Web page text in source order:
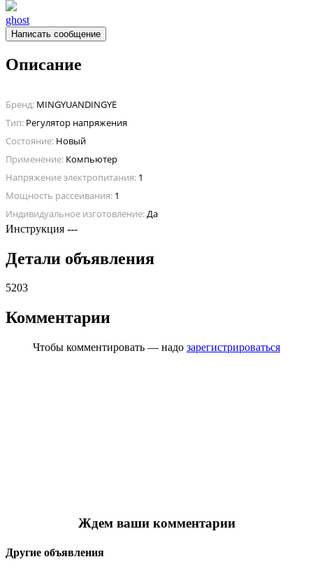
ghost
Написать сообщение
Описание
Бренд: MINGYUANDINGYE
Тип: Регулятор напряжения
Состояние: Новый
Применение: Компьютер
Напряжение электропитания: 1
Мощность рассеивания: 1
Индивидуальное изготовление:Да
Инструкция ---
Детали объявления
5203
Комментарии
Чтобы комментировать — надо зарегистрироваться
Ждем ваши комментарии
Другие объявления